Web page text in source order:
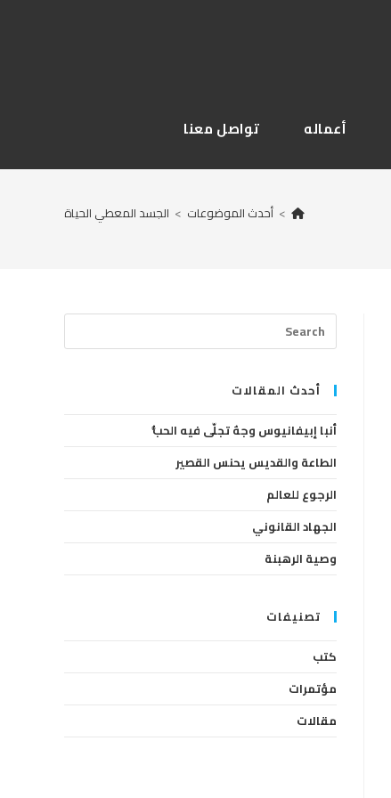
أعماله تواصل معنا
> أحدث الموضوعات > الجسد المعطي الحياة
Escape
أحدث المقالات
أنبا إبيفانيوس وجهٌ تجلّى فيه الحبُّ
الطاعة والقديس يحنس القصير
الرجوع للعالم
الجهاد القانوني
وصية الرهبنة
تصنيفات
كتب
مؤتمرات
مقالات